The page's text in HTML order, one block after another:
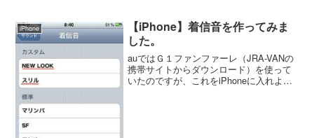
iPhone
【iPhone】着信音を作ってみま
した。
auではＧ１ファンファーレ（JRA-VANの
携帯サイトからダウンロード）を使って
いたのですが、これをiPhoneに入れよう